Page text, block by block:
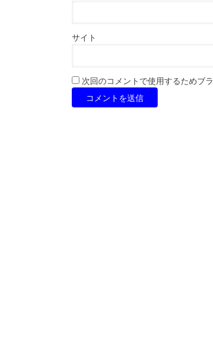
サイト
次回のコメントで使用するためブ